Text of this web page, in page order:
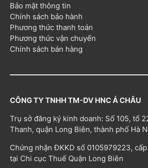
Bảo mật thông tin
Chính sách bảo hành
Phương thức thanh toán
Phương thức vận chuyển
Chính sách bán hàng
CÔNG TY TNHH TM-DV HNC Á CHÂU
Trụ sở đăng ký kinh doanh: Số 105, tổ
Thanh, quận Long Biên, thành phố Hà
Chứng nhận ĐKKD số 0105979223,
tại Chi cục Thuế Quận Long Biên